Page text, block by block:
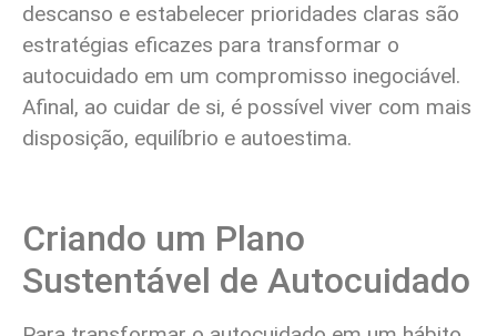
descanso e estabelecer prioridades claras são
estratégias eficazes para transformar o
autocuidado em um compromisso inegociável.
Afinal, ao cuidar de si, é possível viver com mais
disposição, equilíbrio e autoestima.
Criando um Plano
Sustentável de Autocuidado